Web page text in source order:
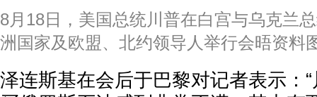
8月18日，美国总统川普在白宫与乌克兰
洲国家及欧盟、北约领导人举行会晤资料
泽连斯基在会后于巴黎对记者表示：